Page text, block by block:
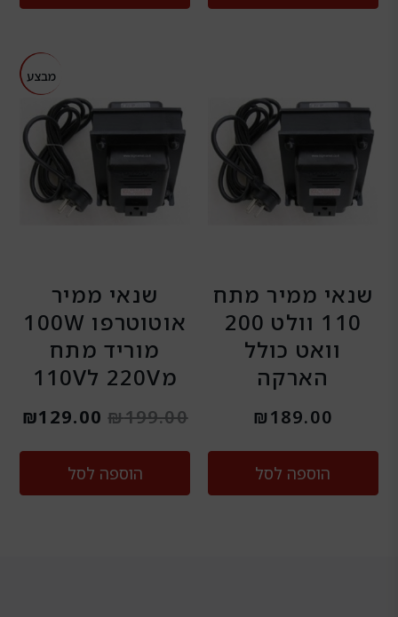
שנאי ממיר מתח
110 וולט 200
וואט כולל
הארקה
₪189.00
הוספה לסל
מבצע
מבצע
שנאי ממיר
אוטוטרפו 100W
מוריד מתח
מ220V ל110V
₪199.00
המקורי
היה:
₪199.00.
₪129.00
הוספה לסל